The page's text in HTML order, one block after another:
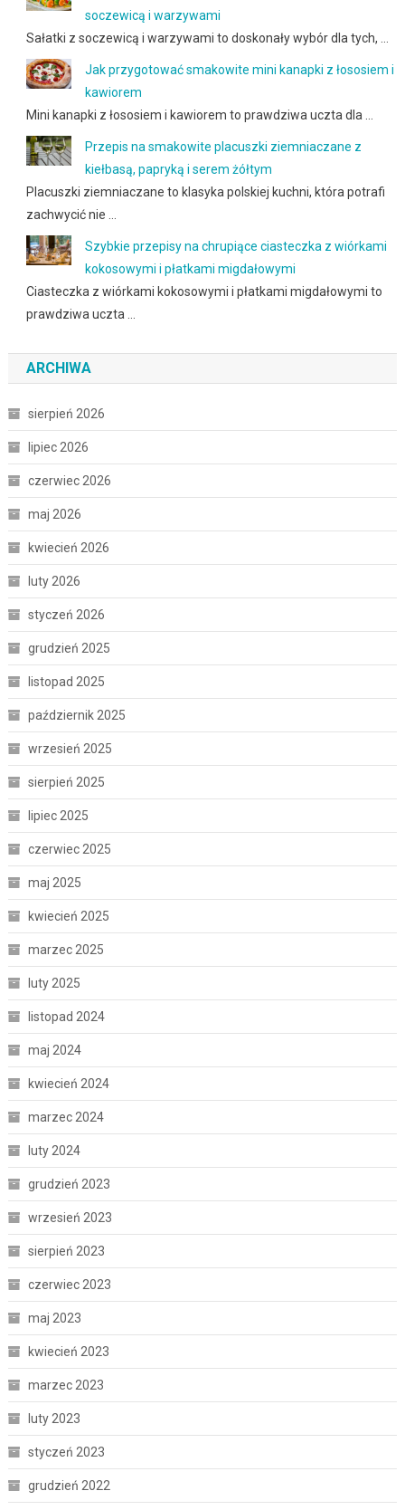
soczewicą i warzywami
Sałatki z soczewicą i warzywami to doskonały wybór dla tych, …
Jak przygotować smakowite mini kanapki z łososiem i
kawiorem
Mini kanapki z łososiem i kawiorem to prawdziwa uczta dla …
Przepis na smakowite placuszki ziemniaczane z
kiełbasą, papryką i serem żółtym
Placuszki ziemniaczane to klasyka polskiej kuchni, która potrafi
zachwycić nie …
Szybkie przepisy na chrupiące ciasteczka z wiórkami
kokosowymi i płatkami migdałowymi
Ciasteczka z wiórkami kokosowymi i płatkami migdałowymi to
prawdziwa uczta …
ARCHIWA
sierpień 2026
lipiec 2026
czerwiec 2026
maj 2026
kwiecień 2026
luty 2026
styczeń 2026
grudzień 2025
listopad 2025
październik 2025
wrzesień 2025
sierpień 2025
lipiec 2025
czerwiec 2025
maj 2025
kwiecień 2025
marzec 2025
luty 2025
listopad 2024
maj 2024
kwiecień 2024
marzec 2024
luty 2024
grudzień 2023
wrzesień 2023
sierpień 2023
czerwiec 2023
maj 2023
kwiecień 2023
marzec 2023
luty 2023
styczeń 2023
grudzień 2022